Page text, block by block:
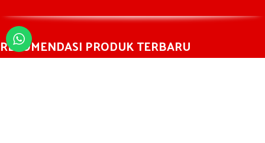
REKOMENDASI PRODUK TERBARU